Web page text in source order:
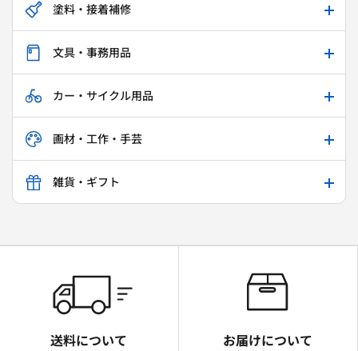
塗料・接着補修
文具・事務用品
カー・サイクル用品
画材・工作・手芸
雑貨・ギフト
送料について お届けについて